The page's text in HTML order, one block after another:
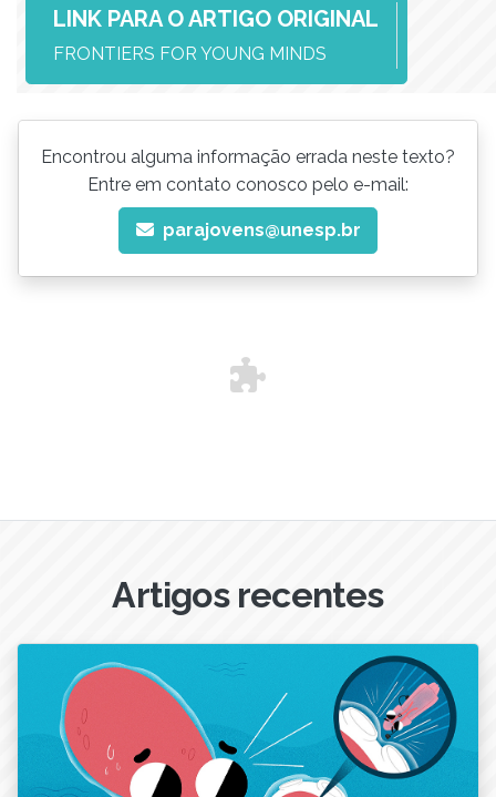
LINK PARA O ARTIGO ORIGINAL
FRONTIERS FOR YOUNG MINDS
Encontrou alguma informação errada neste texto?
Entre em contato conosco pelo e-mail:
parajovens@unesp.br
Artigos recentes